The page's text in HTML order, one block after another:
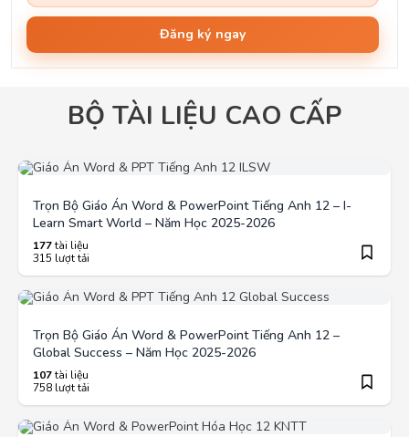
Đăng ký ngay
BỘ TÀI LIỆU CAO CẤP
Trọn Bộ Giáo Án Word & PowerPoint Tiếng Anh 12 – I-
Learn Smart World – Năm Học 2025-2026
177tài liệu
315 lượt tải
Trọn Bộ Giáo Án Word & PowerPoint Tiếng Anh 12 –
Global Success – Năm Học 2025-2026
107tài liệu
758 lượt tải